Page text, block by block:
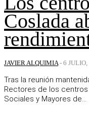
Coslada
JAVIER ALQUIMIA - 6 JULIO,
Tras la reunión
Rectores de los
Sociales y Mayores de...